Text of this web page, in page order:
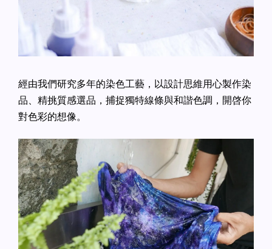
經由我們研究多年的染色工藝，以設計思維用心製作染
品、精挑質感選品，捕捉獨特線條與和諧色調，開啓你
對色彩的想像。